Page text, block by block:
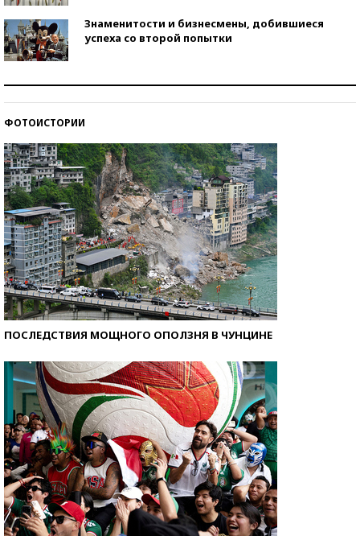
Знаменитости и бизнесмены, добившиеся
успеха со второй попытки
ФОТОИСТОРИИ
ПОСЛЕДСТВИЯ МОЩНОГО ОПОЛЗНЯ В ЧУНЦИНЕ